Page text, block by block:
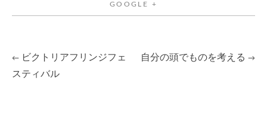
GOOGLE +
Post
←
ビクトリアフリンジフェ
スティバル
自分の頭でものを考える →